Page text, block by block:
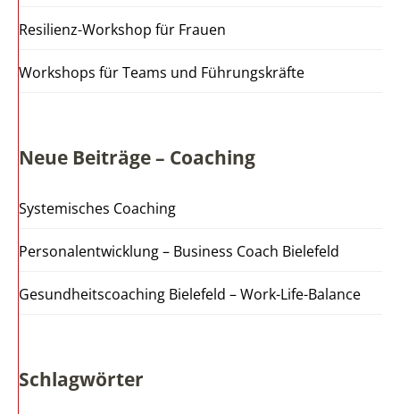
Resilienz-Workshop für Frauen
Workshops für Teams und Führungskräfte
Neue Beiträge – Coaching
Systemisches Coaching
Personalentwicklung – Business Coach Bielefeld
Gesundheitscoaching Bielefeld – Work-Life-Balance
Schlagwörter